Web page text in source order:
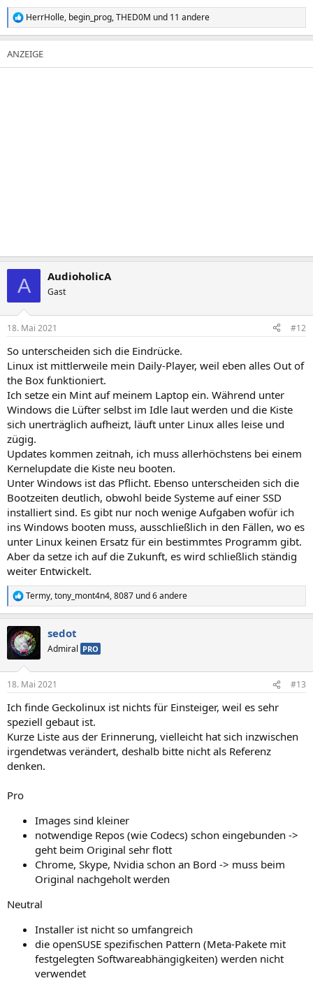
R
e
a
k
t
HerrHolle, begin_prog,THED0M und 11 andere
A AudioholicA
Gast
18. Mai 2021 #12
So unterscheiden sich die Eindrücke.
Linux ist mittlerweile mein Daily-Player, weil eben alles Out of
the Box funktioniert.
Ich setze ein Mint auf meinem Laptop ein. Während unter
Windows die Lüfter selbst im Idle laut werden und die Kiste
sich unerträglich aufheizt, läuft unter Linux alles leise und
zügig.
Updates kommen zeitnah, ich muss allerhöchstens bei einem
Kernelupdate die Kiste neu booten.
Unter Windows ist das Pflicht. Ebenso unterscheiden sich die
Bootzeiten deutlich, obwohl beide Systeme auf einer SSD
installiert sind. Es gibt nur noch wenige Aufgaben wofür ich
ins Windows booten muss, ausschließlich in den Fällen, wo es
unter Linux keinen Ersatz für ein bestimmtes Programm gibt.
Aber da setze ich auf die Zukunft, es wird schließlich ständig
weiter Entwickelt.
R
e
k
t
e
:
Termy,tony_mont4n4,8087 und 6 andere
sedot
Admiral PRO
18. Mai 2021 #13
Ich finde Geckolinux ist nichts für Einsteiger, weil es sehr
speziell gebaut ist.
Kurze Liste aus der Erinnerung, vielleicht hat sich inzwischen
irgendetwas verändert, deshalb bitte nicht als Referenz
denken.
Pro
Images sind kleiner
notwendige Repos (wie Codecs) schon eingebunden ->
geht beim Original sehr flott
Chrome, Skype, Nvidia schon an Bord -> muss beim
Original nachgeholt werden
Neutral
Installer ist nicht so umfangreich
die openSUSE spezifischen Pattern (Meta-Pakete mit
festgelegten Softwareabhängigkeiten) werden nicht
verwendet